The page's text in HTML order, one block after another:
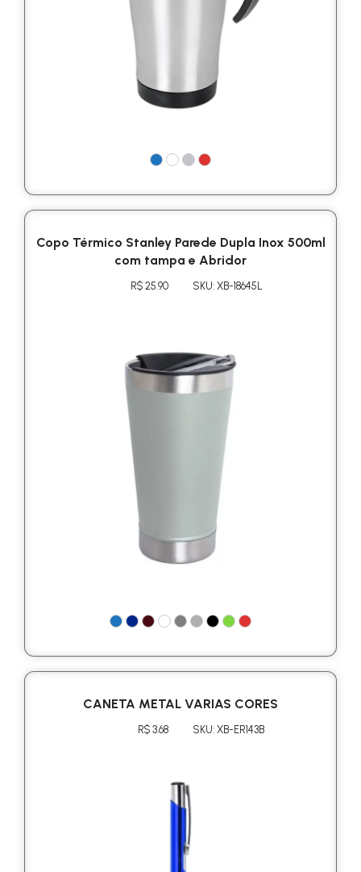
Copo Térmico Stanley Parede Dupla Inox 500ml
com tampa e Abridor
R$ 25.90 SKU: XB-18645L
CANETA METAL VARIAS CORES
R$ 3.68 SKU: XB-ER143B